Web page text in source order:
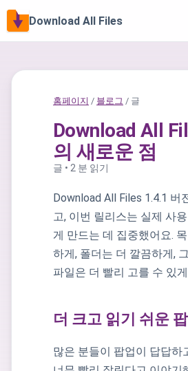
Download All Files
홈페이지 / 블로그 / 글
Download All
의 새로운 점
글 • 2 분 읽기
Download All Files 1.4.1 버
고, 이번 릴리스는 실제 사
게 만드는 데 집중했어요.
하게, 폴더는 더 깔끔하게,
파일은 더 빨리 고를 수 있
더 크고 읽기 쉬운
많은 분들이 팝업이 답답하